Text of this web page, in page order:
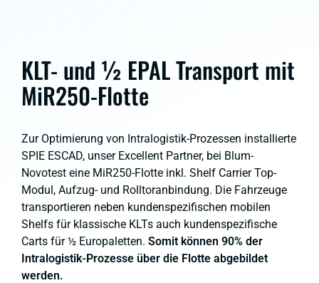
KLT- und ½ EPAL Transport mit
MiR250-Flotte
Zur Optimierung von Intralogistik-Prozessen installierte
SPIE ESCAD, unser Excellent Partner, bei Blum-
Novotest eine MiR250-Flotte inkl. Shelf Carrier Top-
Modul, Aufzug- und Rolltoranbindung. Die Fahrzeuge
transportieren neben kundenspezifischen mobilen
Shelfs für klassische KLTs auch kundenspezifische
Carts für ½ Europaletten. Somit können 90% der
Intralogistik-Prozesse über die Flotte abgebildet
werden.